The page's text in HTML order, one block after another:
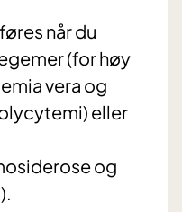
når du
(for høy
vera og
eller
og